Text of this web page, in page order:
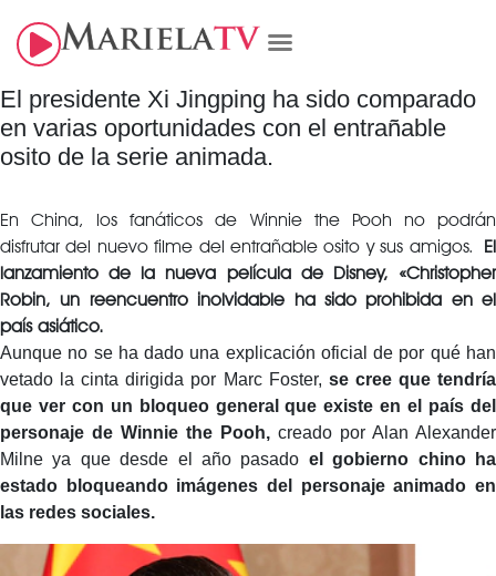
El presidente Xi Jingping ha sido comparado
en varias oportunidades con el entrañable
osito de la serie animada.
En China, los fanáticos de Winnie the Pooh no podrán
disfrutar del nuevo filme del entrañable osito y sus amigos. El
lanzamiento de la nueva película de Disney, «Christopher
Robin, un reencuentro inolvidable ha sido prohibida en el
país asiático.
Aunque no se ha dado una explicación oficial de por qué han
vetado la cinta dirigida por Marc Foster, se cree que tendría
que ver con un bloqueo general que existe en el país del
personaje de Winnie the Pooh, creado por Alan Alexander
Milne ya que desde el año pasado el gobierno chino ha
estado bloqueando imágenes del personaje animado en
las redes sociales.